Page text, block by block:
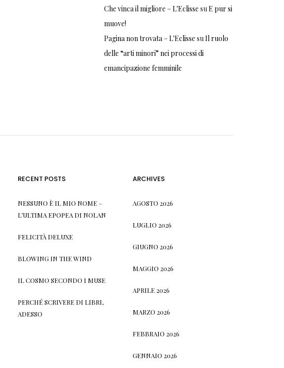
Che vinca il migliore – L'Eclisse suE pur si
muove!
Pagina non trovata – L'Eclisse suIl ruolo
delle “arti minori” nei processi di
emancipazione femminile
RECENT POSTS
NESSUNO È IL MIO NOME –
L’ULTIMA EPOPEA DI NOLAN
FELICITÀ DELUXE
BLOWING IN THE WIND
IL COSMO SECONDO I MUSE
PERCHÉ SCRIVERE DI LIBRI,
ADESSO
ARCHIVES
AGOSTO 2026
LUGLIO 2026
GIUGNO 2026
MAGGIO 2026
APRILE 2026
MARZO 2026
FEBBRAIO 2026
GENNAIO 2026